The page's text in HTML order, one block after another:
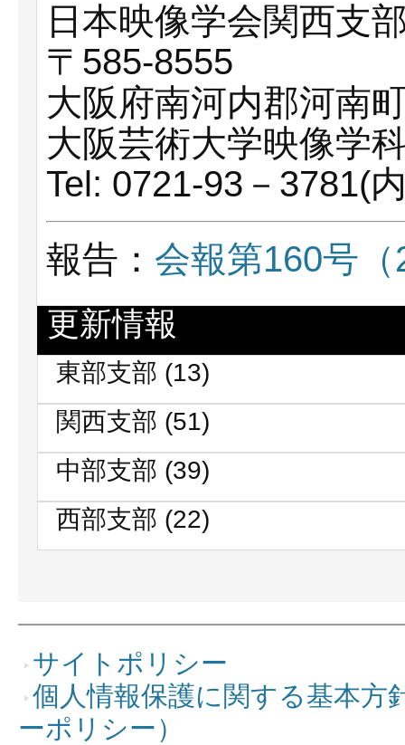
日本映像学会関西支
〒585-8555
大阪府南河内郡河南
大阪芸術大学映像学
Tel: 0721-93－3781(
報告： 会報第160号
更新情報
東部支部 (13)
関西支部 (51)
中部支部 (39)
西部支部 (22)
サイトポリシー
個人情報保護に関する基本方
ーポリシー）